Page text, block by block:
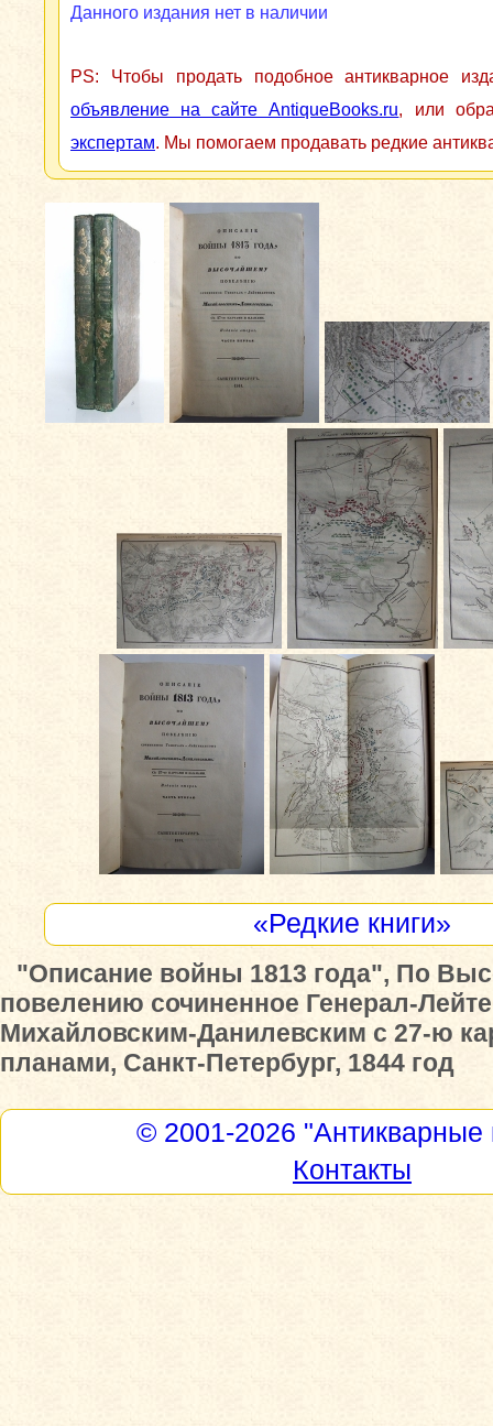
Данного издания нет в наличии
PS: Чтобы продать подобное антикварное
объявление на сайте AntiqueBooks.ru, или
экспертам. Мы помогаем продавать редкие
«Редкие книги»
"Описание войны 1813 года", По
повелению сочиненное Генерал-
Михайловским-Данилевским с 27-ю
планами, Санкт-Петербург, 1844 год
© 2001-2026 "Антикварные
Контакты